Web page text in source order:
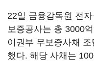
22일 금융감독원 전
보증공사는 총 3000
이권부 무보증사채
했다. 해당 사채는